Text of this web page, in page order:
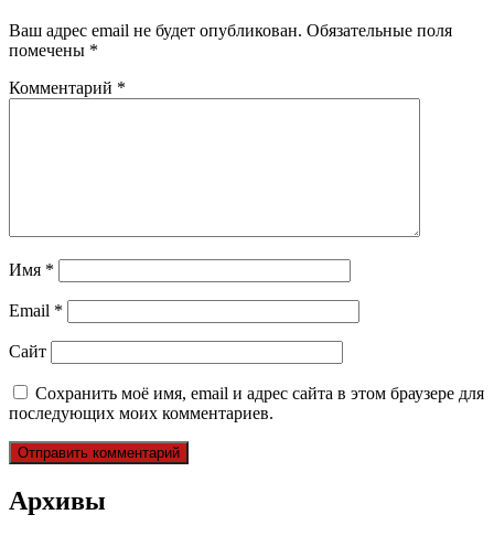
Ваш адрес email не будет опубликован. Обязательные поля
помечены *
Комментарий *
Имя *
Email *
Сайт
Сохранить моё имя, email и адрес сайта в этом браузере для
последующих моих комментариев.
Архивы